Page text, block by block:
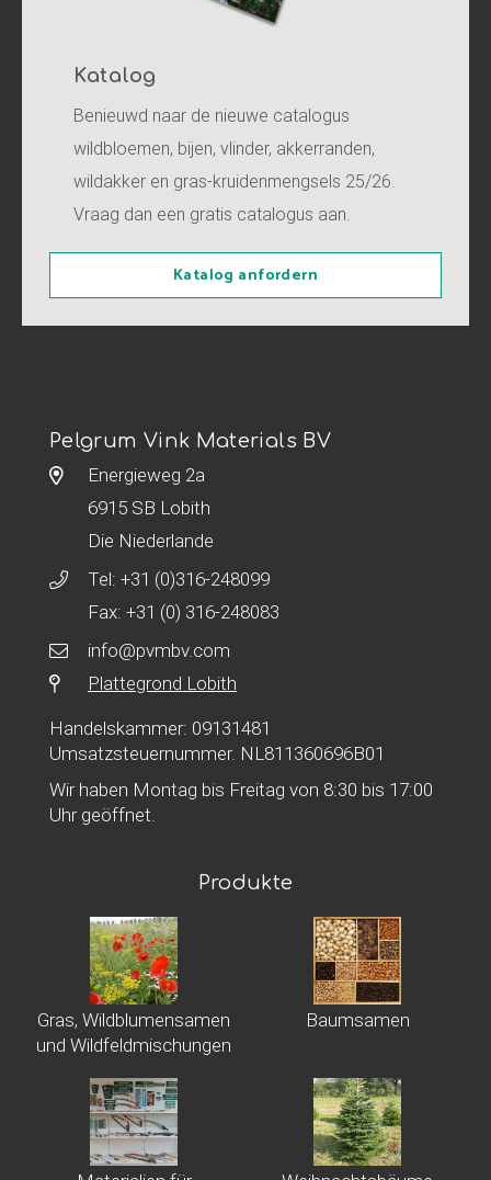
Katalog
Benieuwd naar de nieuwe catalogus
wildbloemen, bijen, vlinder, akkerranden,
wildakker en gras-kruidenmengsels 25/26.
Vraag dan een gratis catalogus aan.
Katalog anfordern
Pelgrum Vink Materials BV
Energieweg 2a
6915 SB Lobith
Die Niederlande
Tel: +31 (0)316-248099
Fax: +31 (0) 316-248083
info@pvmbv.com
Plattegrond Lobith
Handelskammer: 09131481
Umsatzsteuernummer. NL811360696B01
Wir haben Montag bis Freitag von 8:30 bis 17:00
Uhr geöffnet.
Produkte
Gras, Wildblumensamen
und Wildfeldmischungen
Baumsamen